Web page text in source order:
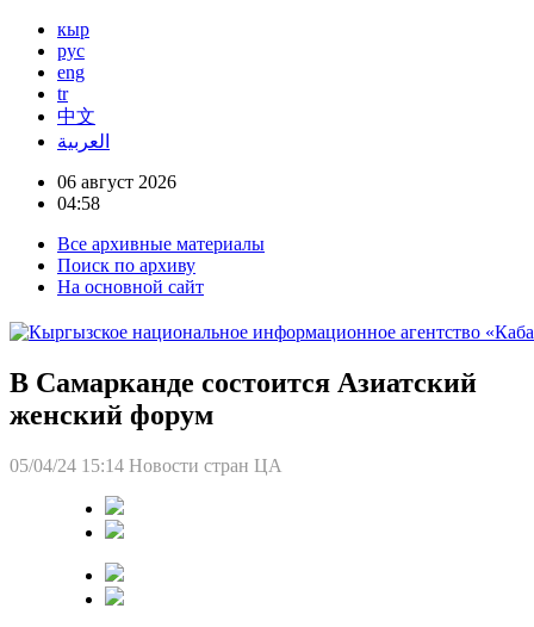
кыр
рус
eng
tr
中文
العربية
06 август 2026
04:58
Все архивные материалы
Поиск по архиву
На основной сайт
В Самарканде состоится Азиатский
женский форум
05/04/24 15:14 Новости стран ЦА